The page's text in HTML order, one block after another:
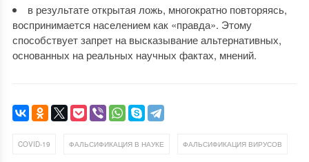
в результате открытая ложь, многократно повторяясь,
воспринимается населением как «правда». Этому
способствует запрет на высказывание альтернативных,
основанных на реальных научных фактах, мнений.
COVID-19 ФАЛЬСИФИКАЦИЯ В НАУКЕ ФАЛЬСИФИКАЦИЯ ВИРУСОВ